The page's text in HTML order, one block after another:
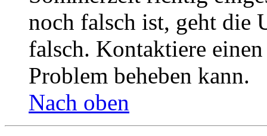
noch falsch ist, geht die
falsch. Kontaktiere
Problem beheben kann.
Nach oben